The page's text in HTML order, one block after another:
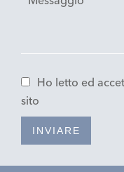
Ho letto ed
sito
INVIARE